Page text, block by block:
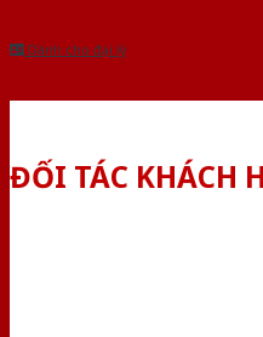
Dành cho đại lý
ĐỐI TÁC KHÁCH